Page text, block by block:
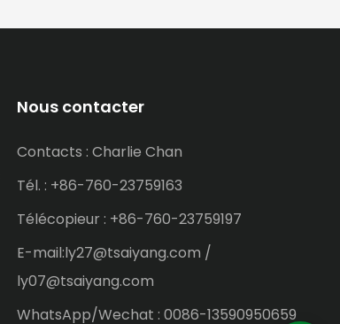
Nous contacter
Contacts : Charlie Chan
Tél. : +86-760-23759163
Télécopieur : +86-760-23759197
E-mail:ly27@tsaiyang.com /
ly07@tsaiyang.com
WhatsApp/Wechat : 0086-13590950659